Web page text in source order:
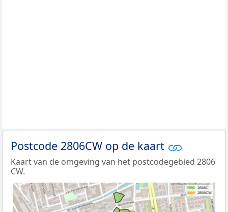
Postcode 2806CW op de kaart
Kaart van de omgeving van het postcodegebied 2806
CW.